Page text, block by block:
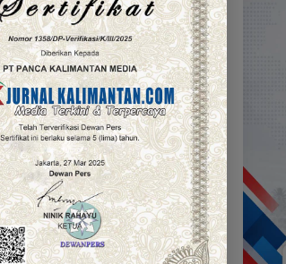
jaket, sarung tangan, dan
lain.
hujan mendadak;